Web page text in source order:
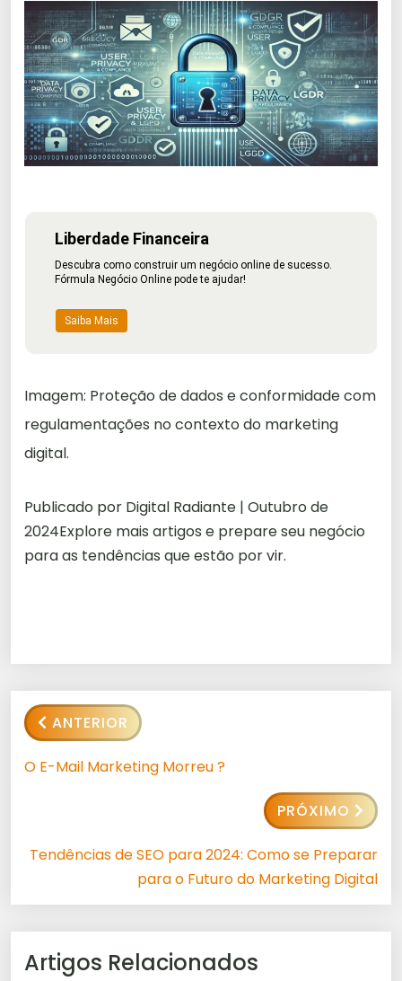
Liberdade Financeira
Descubra como construir um negócio online de sucesso.
Fórmula Negócio Online pode te ajudar!
Saiba Mais
Imagem: Proteção de dados e conformidade com
regulamentações no contexto do marketing
digital.
Publicado por Digital Radiante | Outubro de
2024Explore mais artigos e prepare seu negócio
para as tendências que estão por vir.
ANTERIOR
O E-Mail Marketing Morreu ?
PRÓXIMO
Tendências de SEO para 2024: Como se Preparar
para o Futuro do Marketing Digital
Artigos Relacionados